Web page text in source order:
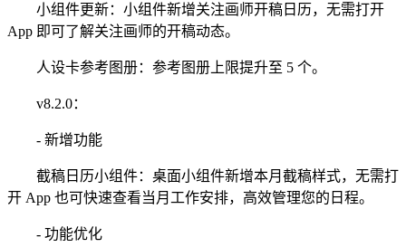
小组件更新：小组件新增关注画师开稿日历，无需打开
App 即可了解关注画师的开稿动态。
人设卡参考图册：参考图册上限提升至 5 个。
v8.2.0：
- 新增功能
截稿日历小组件：桌面小组件新增本月截稿样式，无需打
开 App 也可快速查看当月工作安排，高效管理您的日程。
- 功能优化